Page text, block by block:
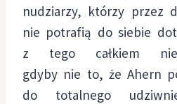
nudziarzy, którzy przez
nie potrafią do siebie
z tego całkiem
gdyby nie to, że Ahern
do totalnego